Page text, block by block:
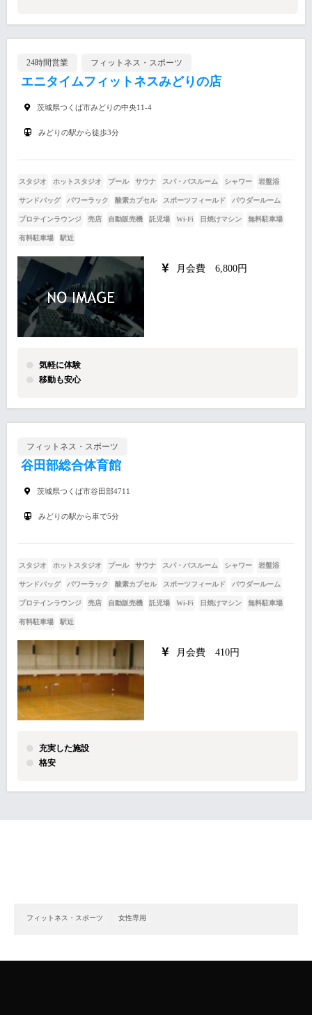
24時間営業 フィットネス・スポーツ
エニタイムフィットネスみどりの店
茨城県つくば市みどりの中央11-4
みどりの駅から徒歩3分
スタジオ ホットスタジオ プール サウナ スパ・バスルーム シャワー 岩盤浴
サンドバッグ パワーラック 酸素カプセル スポーツフィールド パウダールーム
プロテインラウンジ 売店 自動販売機 託児場 Wi-Fi 日焼けマシン 無料駐車場
有料駐車場 駅近
月会費 6,800円
気軽に体験
移動も安心
フィットネス・スポーツ
谷田部総合体育館
茨城県つくば市谷田部4711
みどりの駅から車で5分
スタジオ ホットスタジオ プール サウナ スパ・バスルーム シャワー 岩盤浴
サンドバッグ パワーラック 酸素カプセル スポーツフィールド パウダールーム
プロテインラウンジ 売店 自動販売機 託児場 Wi-Fi 日焼けマシン 無料駐車場
有料駐車場 駅近
月会費 410円
充実した施設
格安
フィットネス・スポーツ 女性専用